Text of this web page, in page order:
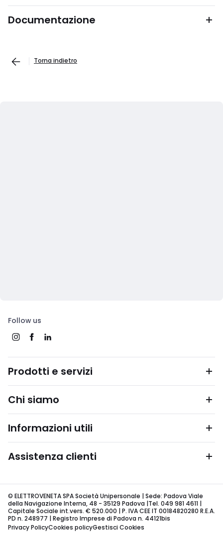
Documentazione
Torna indietro
Follow us
Prodotti e servizi
Chi siamo
Informazioni utili
Assistenza clienti
© ELETTROVENETA SPA Società Unipersonale | Sede: Padova Viale
della Navigazione Interna, 48 - 35129 Padova |Tel. 049 981 4611 |
Capitale Sociale int.vers. € 520.000 | P. IVA CEE IT 00184820280 R.E.A.
PD n. 248977 | Registro Imprese di Padova n. 44121bis
Privacy PolicyCookies policyGestisci Cookies